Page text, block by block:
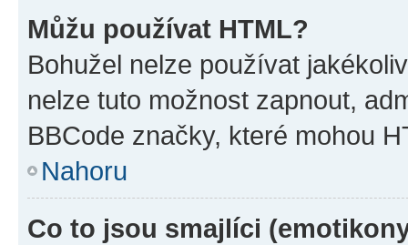
Můžu používat HTML?
Bohužel nelze používat
nelze tuto možnost zapnout,
BBCode značky, které mohou
Nahoru
Co to jsou smajlíci